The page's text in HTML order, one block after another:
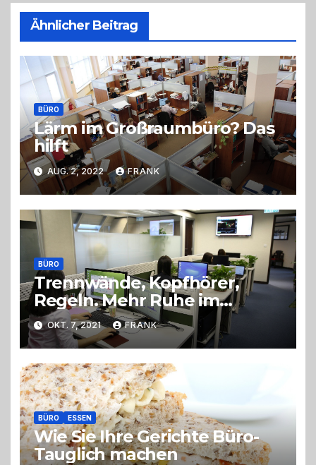
Ähnlicher Beitrag
BÜRO
Lärm im Großraumbüro? Das
hilft
AUG. 2, 2022 FRANK
BÜRO
Trennwände, Kopfhörer,
Regeln. Mehr Ruhe im
Großraumbüro
OKT. 7, 2021 FRANK
BÜRO ESSEN
Wie Sie Ihre Gerichte Büro-
Tauglich machen